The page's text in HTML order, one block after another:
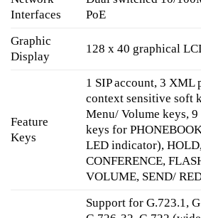
Interfaces
PoE
Graphic
Display
128 x 40 graphical
Feature
Keys
1 SIP account, 3 XML
context sensitive soft
Menu/ Volume keys,
keys for
LED indicator),
CONFERENCE,
VOLUME, SEND/
Support for G.723.1,